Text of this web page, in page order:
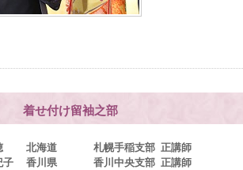
着せ付け留袖之部
北海道 札幌手稲支部 正講師
子 香川県 香川中央支部 正講師